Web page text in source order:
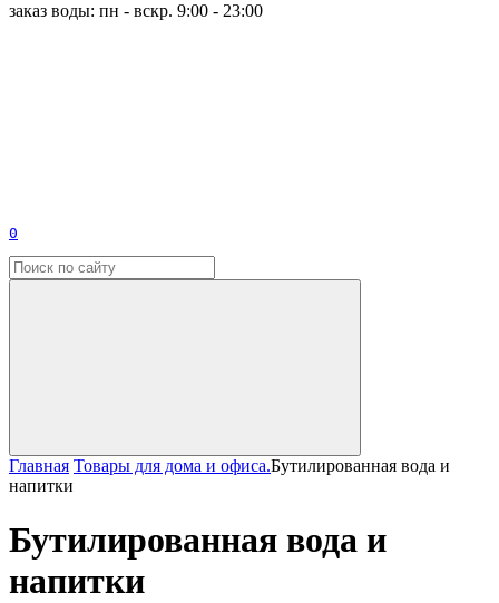
заказ воды: пн - вскр. 9:00 - 23:00
0
Главная Товары для дома и офиса.Бутилированная вода и
напитки
Бутилированная вода и
напитки